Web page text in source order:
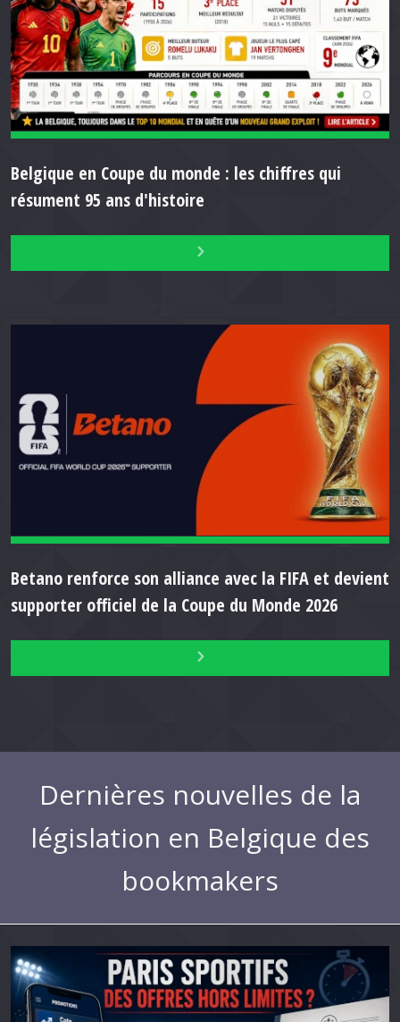
Belgique en Coupe du monde : les chiffres qui
résument 95 ans d'histoire
Betano renforce son alliance avec la FIFA et devient
supporter officiel de la Coupe du Monde 2026
Dernières nouvelles de la
législation en Belgique des
bookmakers